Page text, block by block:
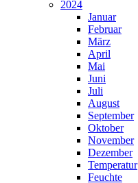
2024
Januar
Februar
März
April
Mai
Juni
Juli
August
September
Oktober
November
Dezember
Temperatur
Feuchte